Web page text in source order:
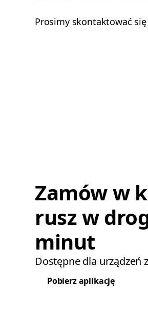
Prosimy skontaktować
Zamów w
rusz w
minut
Dostępne dla urządzeń
Pobierz aplikację